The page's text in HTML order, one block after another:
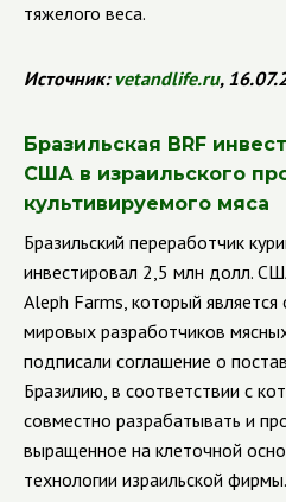
тяжелого веса.
Источник:vetandlife.ru,
Бразильская BRF
США в израильского
культивируемого мяса
Бразильский переработчик
инвестировал 2,5 млн долл.
Aleph Farms, который
мировых разработчиков
подписали соглашение о
Бразилию, в соответствии с
совместно разрабатывать и
выращенное на клеточной
технологии израильской фирмы.